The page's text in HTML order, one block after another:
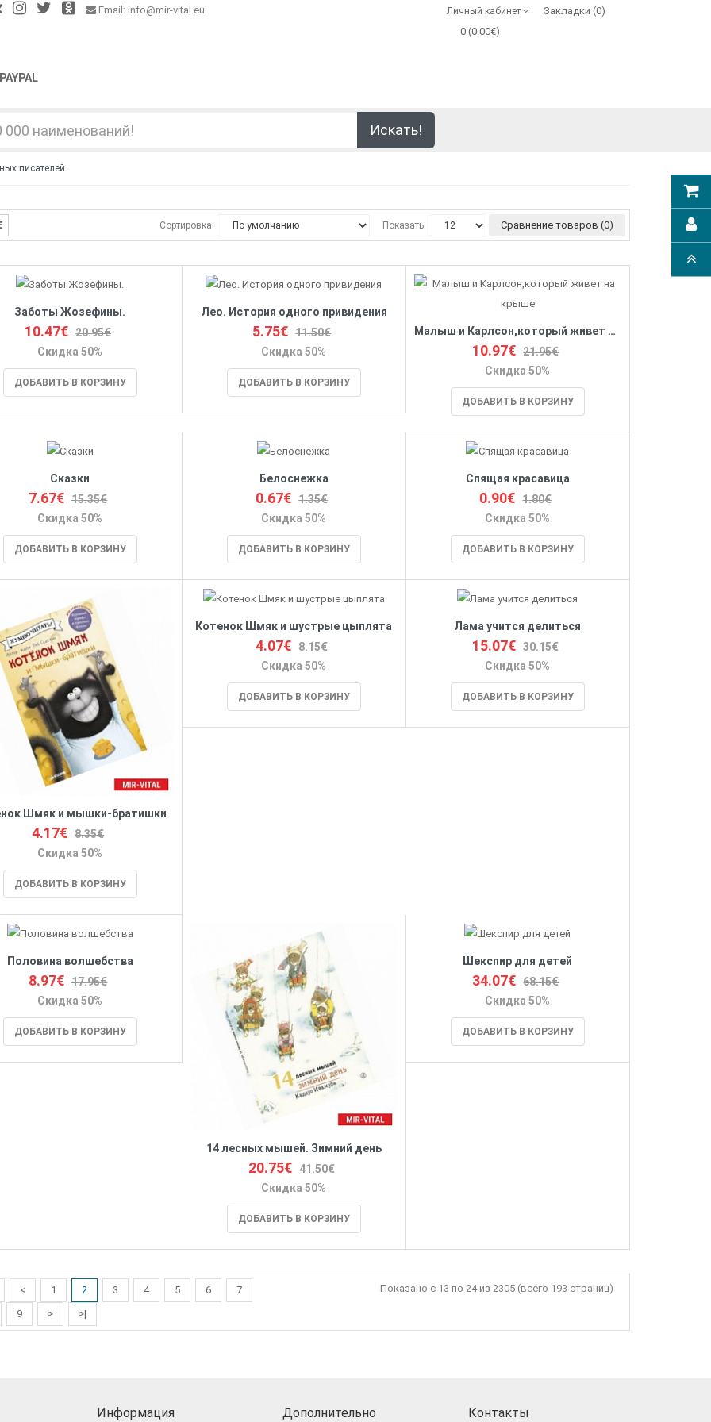
Email: info@mir-vital.eu Личный кабинет Закладки (0)
PAYPAL
0 (0.00€)
Искать!
писателей
Сортировка: Показать: Сравнение товаров (0)
Заботы Жозефины.
10.47€ 20.95€
Скидка 50%
ДОБАВИТЬ В КОРЗИНУ
Лео. История одного привидения
5.75€ 11.50€
Скидка 50%
ДОБАВИТЬ В КОРЗИНУ
Малыш и Карлсон,который живет на крыше
10.97€ 21.95€
Скидка 50%
ДОБАВИТЬ В КОРЗИНУ
Сказки
7.67€ 15.35€
Скидка 50%
ДОБАВИТЬ В КОРЗИНУ
Белоснежка
0.67€ 1.35€
Скидка 50%
ДОБАВИТЬ В КОРЗИНУ
Спящая красавица
0.90€ 1.80€
Скидка 50%
ДОБАВИТЬ В КОРЗИНУ
Шмяк и мышки-братишки
4.17€ 8.35€
Скидка 50%
ДОБАВИТЬ В КОРЗИНУ
Котенок Шмяк и шустрые цыплята
4.07€ 8.15€
Скидка 50%
ДОБАВИТЬ В КОРЗИНУ
Лама учится делиться
15.07€ 30.15€
Скидка 50%
ДОБАВИТЬ В КОРЗИНУ
Половина волшебства
8.97€ 17.95€
Скидка 50%
ДОБАВИТЬ В КОРЗИНУ
14 лесных мышей. Зимний день
20.75€ 41.50€
Скидка 50%
ДОБАВИТЬ В КОРЗИНУ
Шекспир для детей
34.07€ 68.15€
Скидка 50%
ДОБАВИТЬ В КОРЗИНУ
< 1 2 3 4 5 6
7
9
> >|
Показано с 13 по 24 из 2305 (всего 193 страниц)
Информация Дополнительно Контакты